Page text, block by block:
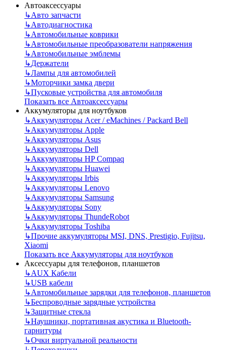
Автоаксессуары
↳Авто запчасти
↳Автодиагностика
↳Автомобильные коврики
↳Автомобильные преобразователи напряжения
↳Автомобильные эмблемы
↳Держатели
↳Лампы для автомобилей
↳Моторчики замка двери
↳Пусковые устройства для автомобиля
Показать все Автоаксессуары
Аккумуляторы для ноутбуков
↳Аккумуляторы Acer / eMachines / Packard Bell
↳Аккумуляторы Apple
↳Аккумуляторы Asus
↳Аккумуляторы Dell
↳Аккумуляторы HP Compaq
↳Аккумуляторы Huawei
↳Аккумуляторы Irbis
↳Аккумуляторы Lenovo
↳Аккумуляторы Samsung
↳Аккумуляторы Sony
↳Аккумуляторы ThundeRobot
↳Аккумуляторы Toshiba
↳Прочие аккумуляторы MSI, DNS, Prestigio, Fujitsu,
Xiaomi
Показать все Аккумуляторы для ноутбуков
Аксессуары для телефонов, планшетов
↳AUX Кабели
↳USB кабели
↳Автомобильные зарядки для телефонов, планшетов
↳Беспроводные зарядные устройства
↳Защитные стекла
↳Наушники, портативная акустика и Bluetooth-
гарнитуры
↳Очки виртуальной реальности